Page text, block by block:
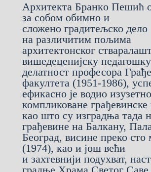
Aрхитектa Бранкo Пешић
за собом обимно и
сложено градитељско дело
на различитим пољима
архитектонског
вишедеценијску педагошку
делатност професора
факултета (1951-1986),
ефикасно je водио изузетно
компликоване грађевинске
као што су изградња тада
грађевине на Балкану,
Београд, висине преко сто
(1974), као и још већи
и захтевнији подухват,